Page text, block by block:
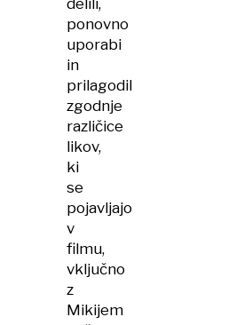
delili,
ponovno
uporabi
in
prilagodil
zgodnje
različice
likov,
ki
se
pojavljajo
v
filmu,
vključno
z
Mikijem